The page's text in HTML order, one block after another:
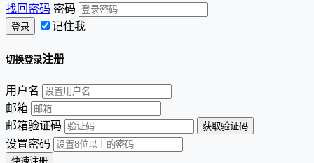
找回密码 密码
记住我
切换登录注册
用户名
邮箱
邮箱验证码
设置密码